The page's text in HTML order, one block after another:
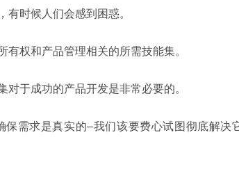
时候人们会感到困惑。
权和产品管理相关的所需技能集。
于成功的产品开发是非常必要的。
需求是真实的–我们该要费心试图彻底解决